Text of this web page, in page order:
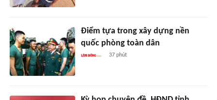
Điểm tựa trong xây dựng nền
quốc phòng toàn dân
37 phút